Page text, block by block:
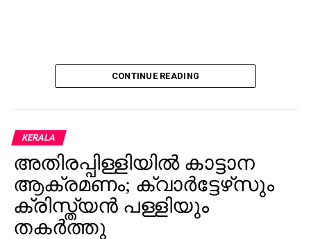
CONTINUE READING
KERALA
അതിരപ്പിള്ളിയില്‍ കാട്ടാന
ആക്രമണം; ക്വാര്‍ട്ടേഴ്‌സും
ക്രിസ്ത്യന്‍ പള്ളിയും
തകര്‍ത്തു